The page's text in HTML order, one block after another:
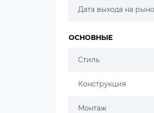
Дата выхода на
ОСНОВНЫЕ
Стиль
Конструкция
Монтаж